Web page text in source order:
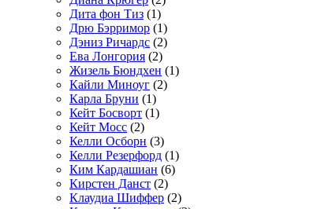
Дита фон Тиз (1)
Дрю Бэрримор (1)
Дэниз Ричардс (2)
Ева Лонгория (2)
Жизель Бюндхен (1)
Кайли Миноуг (2)
Карла Бруни (1)
Кейт Босворт (1)
Кейт Мосс (2)
Келли Осборн (3)
Келли Резерфорд (1)
Ким Кардашиан (6)
Кирстен Данст (2)
Клаудиа Шиффер (2)